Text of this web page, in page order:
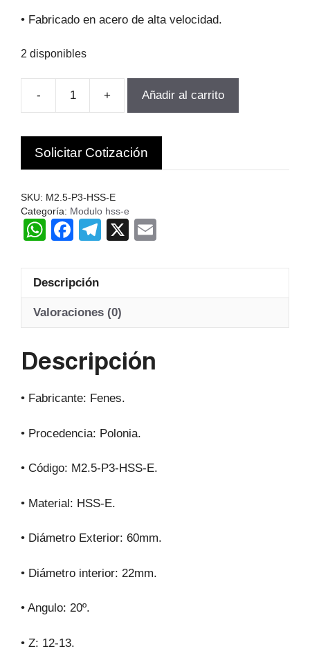
• Fabricado en acero de alta velocidad.
2 disponibles
-
FRESA
PARA
ENGranajes
M2.5-
Z17-
20
Hss-
+ Añadir al carrito
Solicitar Cotización
SKU: M2.5-P3-HSS-E
Categoría: Modulo hss-e
W
at
s
A
p
F
c
e
b
o
T
gr
a
X
Descripción
Valoraciones (0)
Descripción
• Fabricante: Fenes.
• Procedencia: Polonia.
• Código: M2.5-P3-HSS-E.
• Material: HSS-E.
• Diámetro Exterior: 60mm.
• Diámetro interior: 22mm.
• Angulo: 20º.
• Z: 12-13.